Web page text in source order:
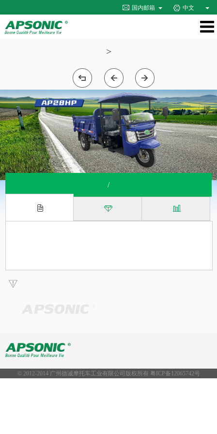
国内邮箱 中文
>
/
© 2012-2014 广州德诚摩托车工业有限公司版权所有 粤ICP备12065742号